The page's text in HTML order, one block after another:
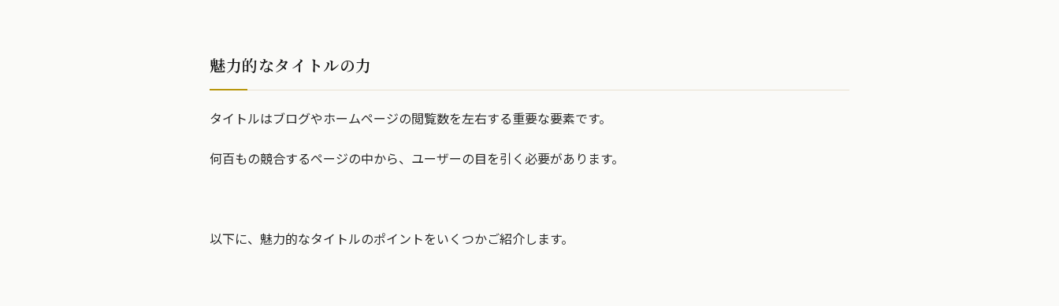
魅力的なタイトルの力
タイトルはブログやホームページの閲覧数を左右する重要な要素です。
何百もの競合するページの中から、ユーザーの目を引く必要があります。
以下に、魅力的なタイトルのポイントをいくつかご紹介します。